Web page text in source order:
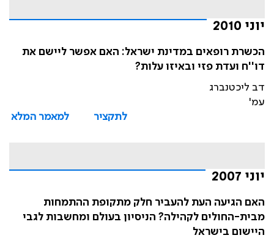
יוני 2010
הכשרת רופאים במדינת ישראל: האם אפשר ליישם את
דו''ח ועדת פזי ובאיזו עלות?
דב ליכטנברג
עמ'
לתקציר
למאמר המלא
יוני 2007
האם הגיעה העת להעביר חלק מתקופת ההתמחות
מבית-החולים לקהילה? הניסיון בעולם ומחשבות לגבי
היישום בישראל